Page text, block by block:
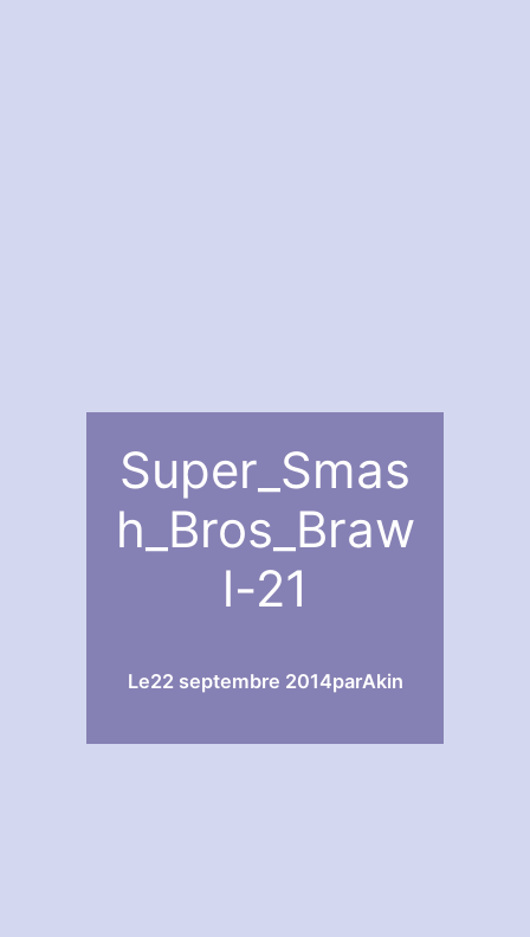
Super_Smas
h_Bros_Braw
l-21
Le22 septembre 2014parAkin